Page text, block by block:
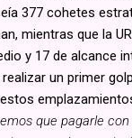
377 cohetes
mientras que la
y 17 de alcance
un primer
que pagarle